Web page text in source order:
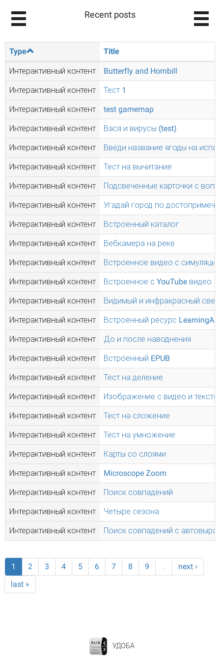
Recent posts
Type Title
Интерактивный контент Butterfly and Hornbill
Интерактивный контент Тест 1
Интерактивный контент test gamemap
Интерактивный контент Вася и вирусы (test)
Интерактивный контент Введи название ягоды на
Интерактивный контент Тест на вычитание
Интерактивный контент Подсвеченные карточки с
Интерактивный контент Угадай город по
Интерактивный контент Встроенный каталог
Интерактивный контент Вебкамера на реке
Интерактивный контент Встроенное видео с
Интерактивный контент Встроенное с YouTube видео
Интерактивный контент Видимый и инфракрасный свет
Интерактивный контент Встроенный ресурс
Интерактивный контент До и после наводнения
Интерактивный контент Встроенный EPUB
Интерактивный контент Тест на деление
Интерактивный контент Изображение с видео и
Интерактивный контент Тест на сложение
Интерактивный контент Тест на умножение
Интерактивный контент Карты со слоями
Интерактивный контент Microscope Zoom
Интерактивный контент Поиск совпадений
Интерактивный контент Четыре сезона
Интерактивный контент Поиск совпадений с
1 2 3 4 5 6 7 8 9 …
next ›
last »
УДОБА